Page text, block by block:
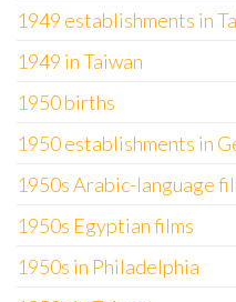
1949 establishments in
1949 in Taiwan
1950 births
1950 establishments in
1950s Arabic-language
1950s Egyptian films
1950s in Philadelphia